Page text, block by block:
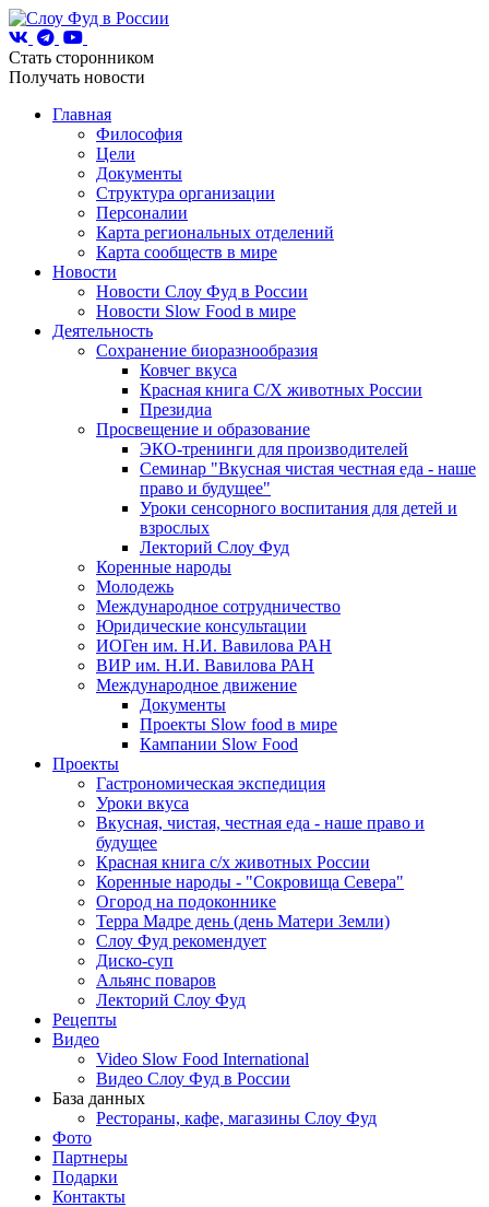
Стать сторонником
Получать новости
Главная
Философия
Цели
Документы
Структура организации
Персоналии
Карта региональных отделений
Карта сообществ в мире
Новости
Новости Слоу Фуд в России
Новости Slow Food в мире
Деятельность
Сохранение биоразнообразия
Ковчег вкуса
Красная книга С/Х животных России
Президиа
Просвещение и образование
ЭКО-тренинги для производителей
Семинар "Вкусная чистая честная еда - наше
право и будущее"
Уроки сенсорного воспитания для детей и
взрослых
Лекторий Слоу Фуд
Коренные народы
Молодежь
Международное сотрудничество
Юридические консультации
ИОГен им. Н.И. Вавилова РАН
ВИР им. Н.И. Вавилова РАН
Международное движение
Документы
Проекты Slow food в мире
Кампании Slow Food
Проекты
Гастрономическая экспедиция
Уроки вкуса
Вкусная, чистая, честная еда - наше право и
будущее
Красная книга с/х животных России
Коренные народы - "Сокровища Севера"
Огород на подоконнике
Терра Мадре день (день Матери Земли)
Слоу Фуд рекомендует
Диско-суп
Альянс поваров
Лекторий Слоу Фуд
Рецепты
Видео
Video Slow Food International
Видео Слоу Фуд в России
База данных
Рестораны, кафе, магазины Слоу Фуд
Фото
Партнеры
Подарки
Контакты